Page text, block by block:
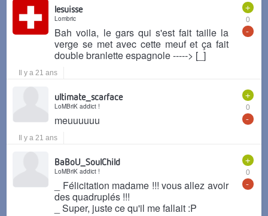
+
0
-
lesuisse
Lombric
Bah voila, le gars qui s'est fait taille la
verge se met avec cette meuf et ça fait
double branlette espagnole -----> [_]
Il y a 21 ans
+
0
-
ultimate_scarface
LoMBriK addict !
meuuuuuu
Il y a 21 ans
+
0
-
BaBoU_SoulChild
LoMBriK addict !
_ Félicitation madame !!! vous allez avoir
des quadruplés !!!
_ Super, juste ce qu'il me fallait :P